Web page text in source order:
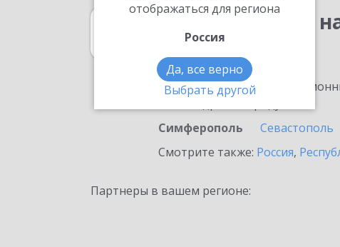
отображаться для региона
Россия
Да, все верно
Выбрать другой
1С:Управление
в Симферополе
Ознакомьтесь с
Симферополь
Севастополь
Смотрите также: Россия,
Партнеры в вашем регионе: